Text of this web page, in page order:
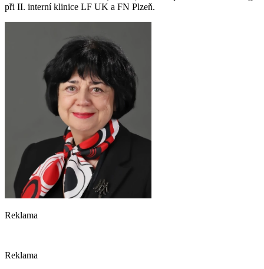
při II. interní klinice LF UK a FN Plzeň.
Reklama
Reklama